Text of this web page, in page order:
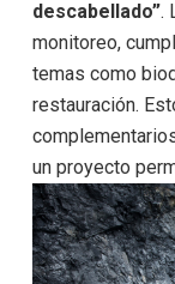
descabellado”.
monitoreo,
temas como
restauración.
un proyecto